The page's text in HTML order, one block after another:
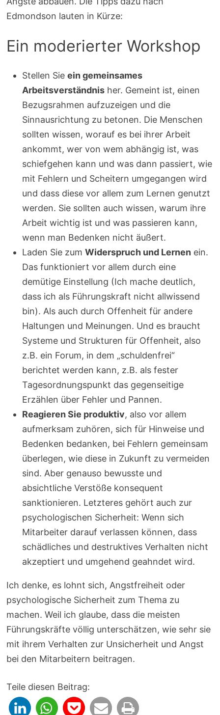
Edmondson lauten in Kürze:
Ein moderierter Workshop
Stellen Sieein gemeinsames
Arbeitsverständnis her. Gemeint ist, einen
Bezugsrahmen aufzuzeigen und die
Sinnausrichtung zu betonen. Die Menschen
sollten wissen, worauf es bei ihrer Arbeit
ankommt, wer von wem abhängig ist, was
schiefgehen kann und was dann passiert, wie
mit Fehlern und Scheitern umgegangen wird
und dass diese vor allem zum Lernen genutzt
werden. Sie sollten auch wissen, warum ihre
Arbeit wichtig ist und was passieren kann,
wenn man Bedenken nicht äußert.
Laden Sie zumWiderspruch und Lernen ein.
Das funktioniert vor allem durch eine
demütige Einstellung (Ich mache deutlich,
dass ich als Führungskraft nicht allwissend
bin). Als auch durch Offenheit für andere
Haltungen und Meinungen. Und es braucht
Systeme und Strukturen für Offenheit, also
z.B. ein Forum, in dem „schuldenfrei“
berichtet werden kann, z.B. als fester
Tagesordnungspunkt das gegenseitige
Erzählen über Fehler und Pannen.
Reagieren Sie produktiv, also vor allem
aufmerksam zuhören, sich für Hinweise und
Bedenken bedanken, bei Fehlern gemeinsam
überlegen, wie diese in Zukunft zu vermeiden
sind. Aber genauso bewusste und
absichtliche Verstöße konsequent
sanktionieren. Letzteres gehört auch zur
psychologischen Sicherheit: Wenn sich
Mitarbeiter darauf verlassen können, dass
schädliches und destruktives Verhalten nicht
akzeptiert und umgehend geahndet wird.
Ich denke, es lohnt sich, Angstfreiheit oder
psychologische Sicherheit zum Thema zu
machen. Weil ich glaube, dass die meisten
Führungskräfte völlig unterschätzen, wie sehr sie
mit ihrem Verhalten zur Unsicherheit und Angst
bei den Mitarbeitern beitragen.
Teile diesen Beitrag: